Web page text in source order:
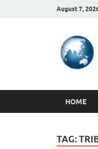
August 7,
HOME
TAG: